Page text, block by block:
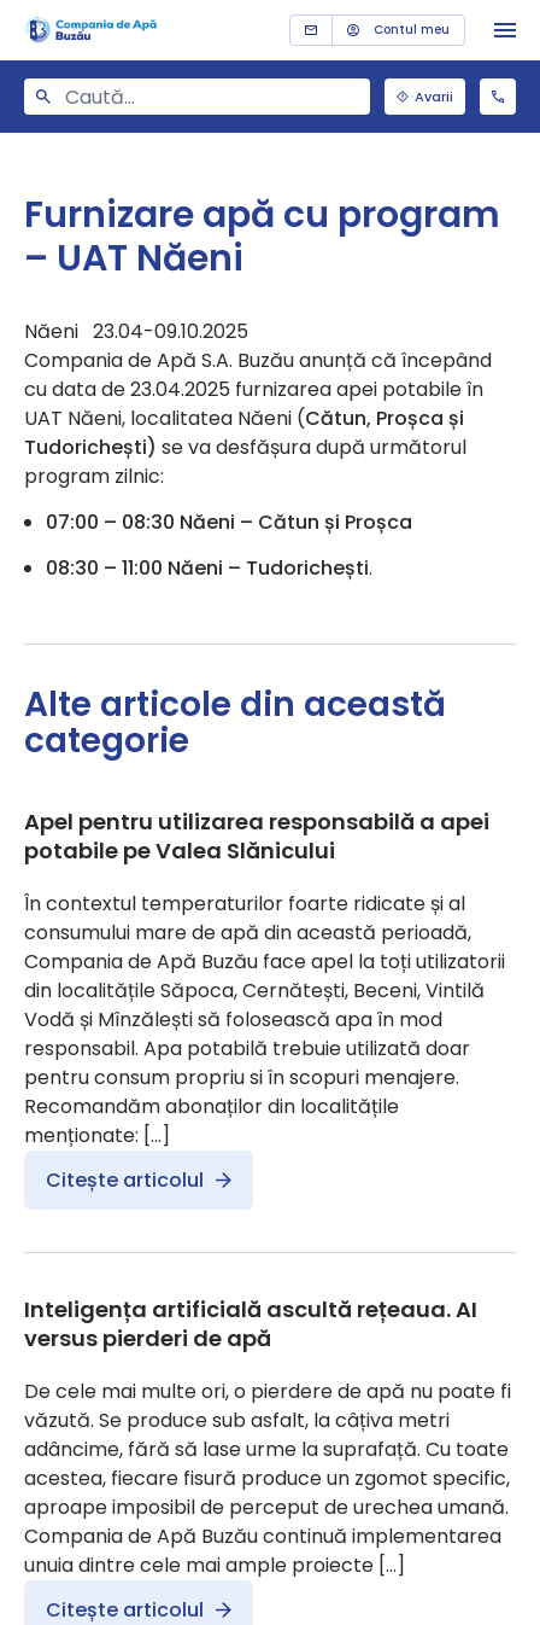
Contul meu
Avarii
Furnizare apă cu program
– UAT Năeni
Năeni 23.04-09.10.2025
Compania de Apă S.A. Buzău anunță că începând
cu data de 23.04.2025 furnizarea apei potabile în
UAT Năeni, localitatea Năeni (Cătun, Proșca și
Tudorichești) se va desfășura după următorul
program zilnic:
07:00 – 08:30 Năeni – Cătun și Proșca
08:30 – 11:00 Năeni – Tudorichești.
Alte articole din această
categorie
Apel pentru utilizarea responsabilă a apei
potabile pe Valea Slănicului
În contextul temperaturilor foarte ridicate și al
consumului mare de apă din această perioadă,
Compania de Apă Buzău face apel la toți utilizatorii
din localitățile Săpoca, Cernătești, Beceni, Vintilă
Vodă și Mînzălești să folosească apa în mod
responsabil. Apa potabilă trebuie utilizată doar
pentru consum propriu si în scopuri menajere.
Recomandăm abonaților din localitățile
menționate: […]
Citește articolul
Inteligența artificială ascultă rețeaua. AI
versus pierderi de apă
De cele mai multe ori, o pierdere de apă nu poate fi
văzută. Se produce sub asfalt, la câțiva metri
adâncime, fără să lase urme la suprafață. Cu toate
acestea, fiecare fisură produce un zgomot specific,
aproape imposibil de perceput de urechea umană.
Compania de Apă Buzău continuă implementarea
unuia dintre cele mai ample proiecte […]
Citește articolul